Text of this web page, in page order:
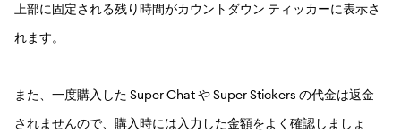
上部に固定される残り時間がカウントダウン ティッカーに表示さ
れます。
また、一度購入した Super Chat や Super Stickers の代金は返金
されませんので、購入時には入力した金額をよく確認しましょ